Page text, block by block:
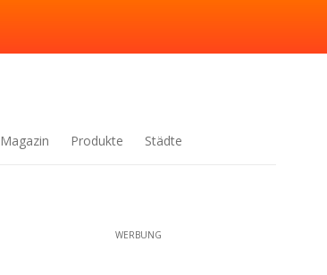
Magazin Produkte Städte
WERBUNG